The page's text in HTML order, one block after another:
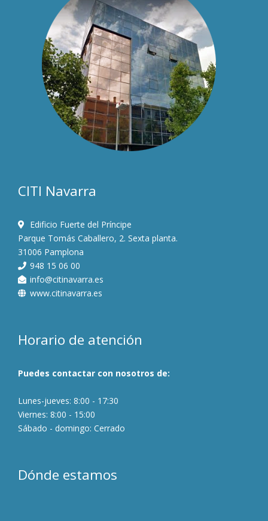
CITI Navarra
Edificio Fuerte del Príncipe
Parque Tomás Caballero, 2. Sexta planta.
31006 Pamplona
948 15 06 00
info@citinavarra.es
www.citinavarra.es
Horario de atención
Puedes contactar con nosotros de:
Lunes-jueves: 8:00 - 17:30
Viernes: 8:00 - 15:00
Sábado - domingo: Cerrado
Dónde estamos